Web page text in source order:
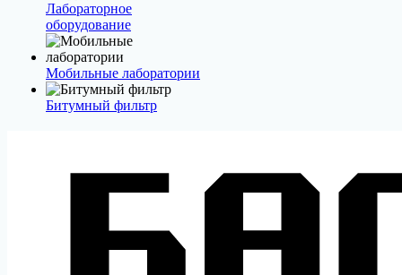
Лабораторное
оборудование
Мобильные лаборатории
Битумный фильтр